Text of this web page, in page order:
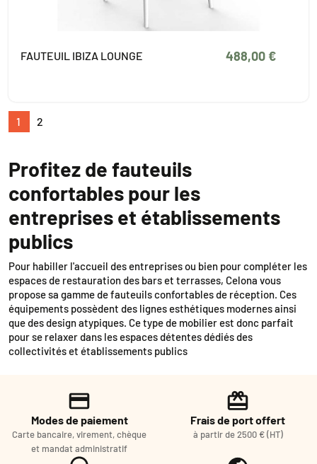
FAUTEUIL IBIZA LOUNGE 488,00 €
1 2
Profitez de fauteuils
confortables pour les
entreprises et établissements
publics
Pour habiller l'accueil des entreprises ou bien pour compléter les
espaces de restauration des bars et terrasses, Celona vous
propose sa gamme de fauteuils confortables de réception. Ces
équipements possèdent des lignes esthétiques modernes ainsi
que des design atypiques. Ce type de mobilier est donc parfait
pour se relaxer dans les espaces détentes dédiés des
collectivités et établissements publics
Modes de paiement
Carte bancaire, virement, chèque
et mandat administratif
Frais de port offert
à partir de 2500 € (HT)